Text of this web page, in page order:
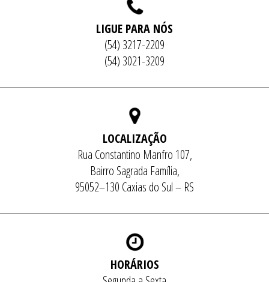
LIGUE PARA NÓS
(54) 3217-2209
(54) 3021-3209
LOCALIZAÇÃO
Rua Constantino Manfro 107,
Bairro Sagrada Família,
95052–130 Caxias do Sul – RS
HORÁRIOS